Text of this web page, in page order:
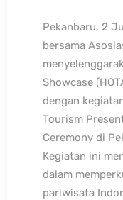
Pekanbaru, 2
bersama
Showcase
dengan
Tourism
Ceremony di
Kegiatan ini
dalam
pariwisata